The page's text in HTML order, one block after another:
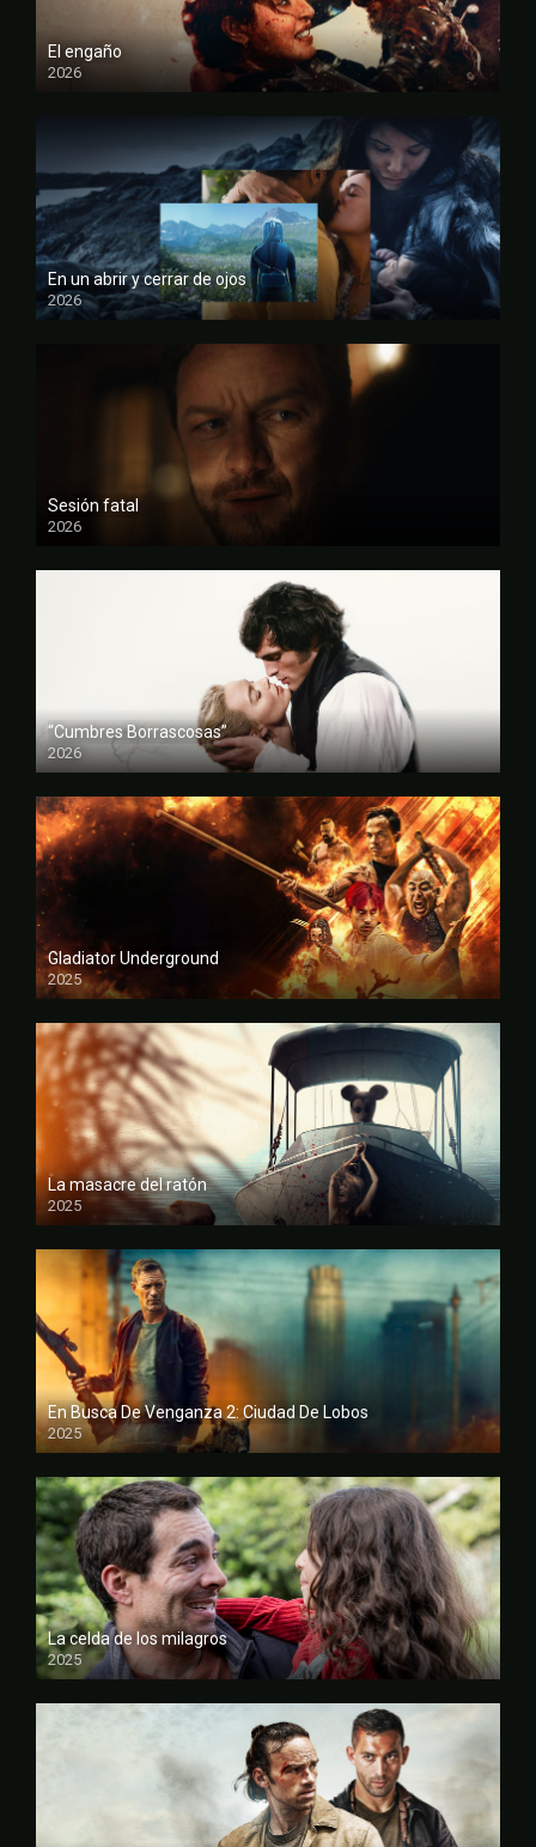
El engaño
2026
FULL HD
En un abrir y cerrar de ojos
2026
FULL HD
Sesión fatal
2026
FULL HD
“Cumbres Borrascosas”
2026
FULL HD
Gladiator Underground
2025
FULL HD
La masacre del ratón
2025
FULL HD
En Busca De Venganza 2: Ciudad De Lobos
2025
FULL HD
La celda de los milagros
2025
FULL HD